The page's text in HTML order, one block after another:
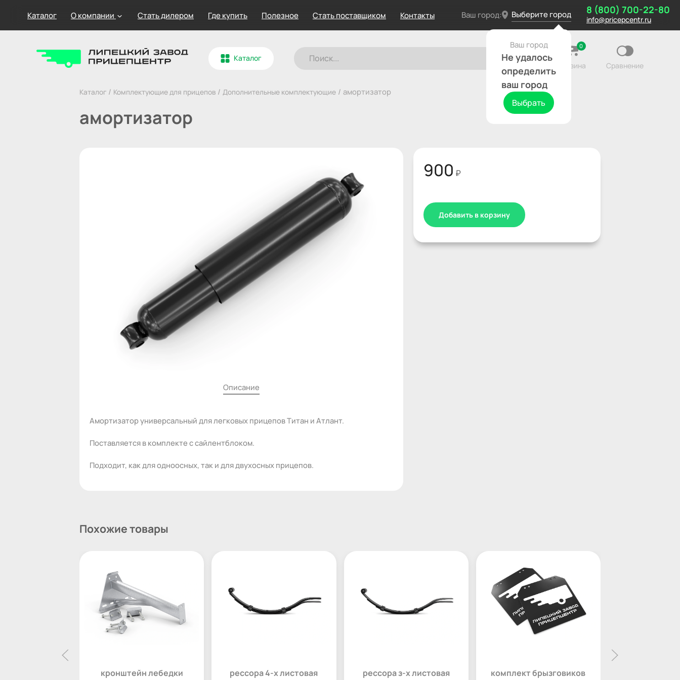
Каталог О компании Стать дилером Где купить Полезное Стать поставщиком Контакты Ваш город: Выберите город
Ваш город
Не удалось
определить
ваш город
Выбрать
8 (800) 700-22-80
info@pricepcentr.ru
Каталог
0
Корзина Сравнение
Каталог / Комплектующие для прицепов / Дополнительные комплектующие / амортизатор
амортизатор
900 ₽
Добавить в корзину
Описание
Амортизатор универсальный для легковых прицепов Титан и Атлант.
Поставляется в комплекте с сайлентблоком.
Подходит, как для одноосных, так и для двухосных прицепов.
Похожие товары
кронштейн лебедки
рессора 4-х листовая
рессора з-х листовая
комплект брызговиков